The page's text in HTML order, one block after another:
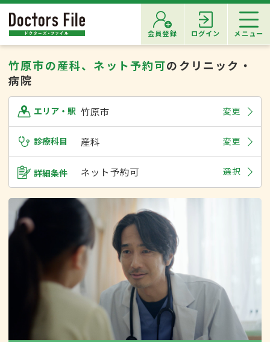
会員登録 ログイン メニュー
竹原市の産科、ネット予約可のクリニック・
病院
エリア・駅 竹原市 変更
診療科目 産科 変更
詳細条件 ネット予約可 選択